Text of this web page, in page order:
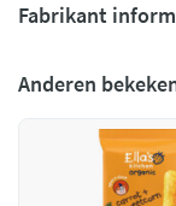
Fabrikant
Anderen